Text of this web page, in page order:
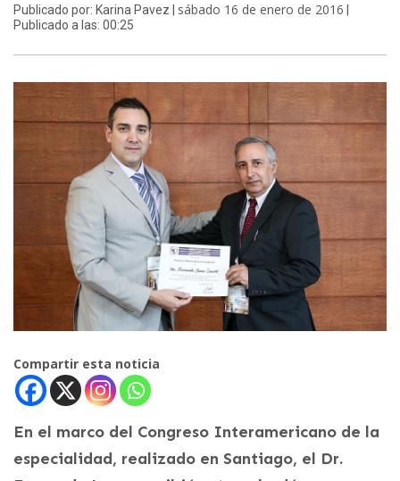
Publicado por: Karina Pavez | sábado 16 de enero de 2016
Publicado a las: 00:25
Compartir esta noticia
En el marco del Congreso Interamericano de la
especialidad, realizado en Santiago, el Dr.